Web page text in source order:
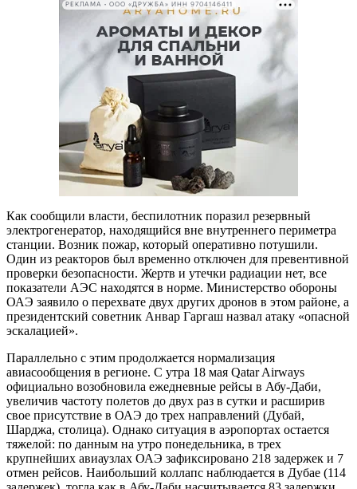
РЕКЛАМА • ООО «ДРУЖБА» ИНН 9704146411
Как сообщили власти, беспилотник поразил резервный
электрогенератор, находящийся вне внутреннего периметра
станции. Возник пожар, который оперативно потушили.
Один из реакторов был временно отключен для превентивной
проверки безопасности. Жертв и утечки радиации нет, все
показатели АЭС находятся в норме. Министерство обороны
ОАЭ заявило о перехвате двух других дронов в этом районе, а
президентский советник Анвар Гаргаш назвал атаку «опасной
эскалацией».
Параллельно с этим продолжается нормализация
авиасообщения в регионе. С утра 18 мая Qatar Airways
официально возобновила ежедневные рейсы в Абу-Даби,
увеличив частоту полетов до двух раз в сутки и расширив
свое присутствие в ОАЭ до трех направлений (Дубай,
Шарджа, столица). Однако ситуация в аэропортах остается
тяжелой: по данным на утро понедельника, в трех
крупнейших авиаузлах ОАЭ зафиксировано 218 задержек и 7
отмен рейсов. Наибольший коллапс наблюдается в Дубае (114